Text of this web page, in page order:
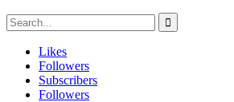
Likes
Followers
Subscribers
Followers